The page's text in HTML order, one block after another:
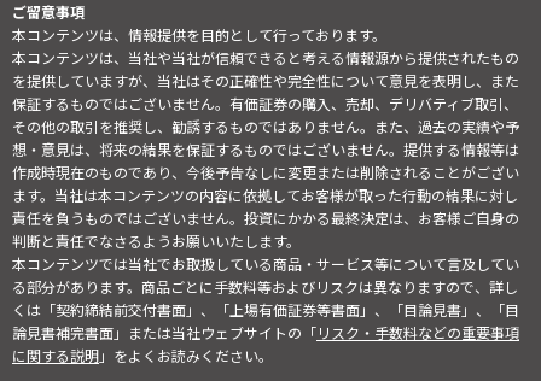
ご留意事項
本コンテンツは、情報提供を目的として行っております。
本コンテンツは、当社や当社が信頼できると考える情報源から提供されたもの
を提供していますが、当社はその正確性や完全性について意見を表明し、また
保証するものではございません。有価証券の購入、売却、デリバティブ取引、
その他の取引を推奨し、勧誘するものではありません。また、過去の実績や予
想・意見は、将来の結果を保証するものではございません。提供する情報等は
作成時現在のものであり、今後予告なしに変更または削除されることがござい
ます。当社は本コンテンツの内容に依拠してお客様が取った行動の結果に対し
責任を負うものではございません。投資にかかる最終決定は、お客様ご自身の
判断と責任でなさるようお願いいたします。
本コンテンツでは当社でお取扱している商品・サービス等について言及してい
る部分があります。商品ごとに手数料等およびリスクは異なりますので、詳し
くは「契約締結前交付書面」、「上場有価証券等書面」、「目論見書」、「目
論見書補完書面」または当社ウェブサイトの「リスク・手数料などの重要事項
に関する説明」をよくお読みください。